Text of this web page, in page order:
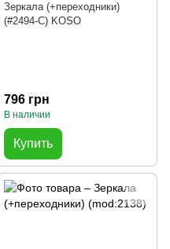
Зеркала (+переходники)
(#2494-C) KOSO
796 грн
В наличии
Купить